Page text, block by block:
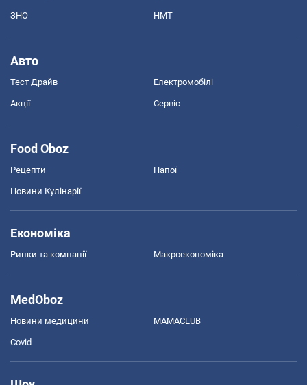
ЗНО НМТ
Авто
Тест Драйв Електромобілі
Акції Сервіс
Food Oboz
Рецепти Напої
Новини Кулінарії
Економіка
Ринки та компанії Макроекономіка
MedOboz
Новини медицини MAMACLUB
Covid